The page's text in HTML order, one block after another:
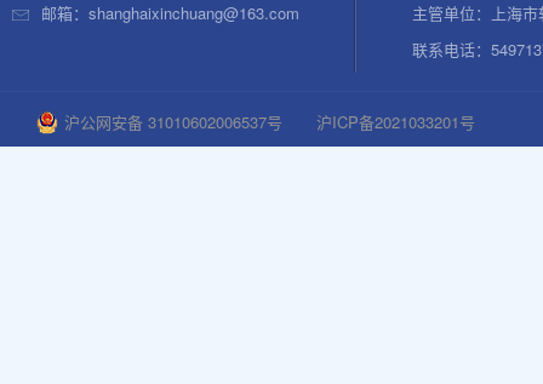
邮箱：shanghaixinchuang@163.com
主管单位：上海
联系电话：
沪公网安备 31010602006537号 沪ICP备2021033201号